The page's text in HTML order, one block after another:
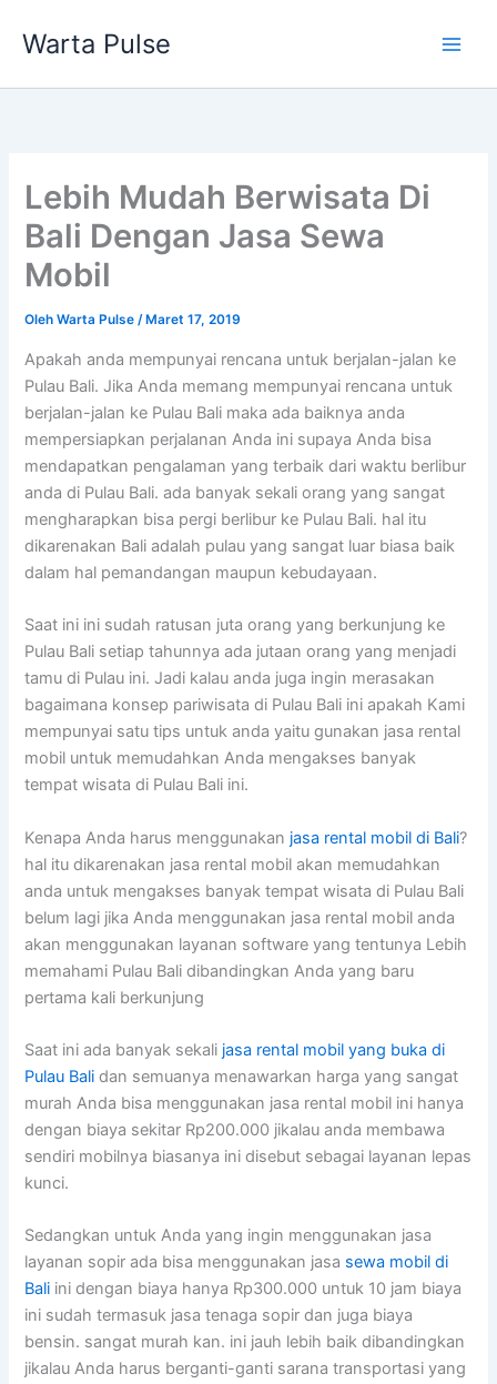
Warta Pulse
Lebih Mudah Berwisata Di
Bali Dengan Jasa Sewa
Mobil
OlehWarta Pulse/ Maret 17, 2019
Apakah anda mempunyai rencana untuk berjalan-jalan ke
Pulau Bali. Jika Anda memang mempunyai rencana untuk
berjalan-jalan ke Pulau Bali maka ada baiknya anda
mempersiapkan perjalanan Anda ini supaya Anda bisa
mendapatkan pengalaman yang terbaik dari waktu berlibur
anda di Pulau Bali. ada banyak sekali orang yang sangat
mengharapkan bisa pergi berlibur ke Pulau Bali. hal itu
dikarenakan Bali adalah pulau yang sangat luar biasa baik
dalam hal pemandangan maupun kebudayaan.
Saat ini ini sudah ratusan juta orang yang berkunjung ke
Pulau Bali setiap tahunnya ada jutaan orang yang menjadi
tamu di Pulau ini. Jadi kalau anda juga ingin merasakan
bagaimana konsep pariwisata di Pulau Bali ini apakah Kami
mempunyai satu tips untuk anda yaitu gunakan jasa rental
mobil untuk memudahkan Anda mengakses banyak
tempat wisata di Pulau Bali ini.
Kenapa Anda harus menggunakan jasa rental mobil di Bali?
hal itu dikarenakan jasa rental mobil akan memudahkan
anda untuk mengakses banyak tempat wisata di Pulau Bali
belum lagi jika Anda menggunakan jasa rental mobil anda
akan menggunakan layanan software yang tentunya Lebih
memahami Pulau Bali dibandingkan Anda yang baru
pertama kali berkunjung
Saat ini ada banyak sekali jasa rental mobil yang buka di
Pulau Bali dan semuanya menawarkan harga yang sangat
murah Anda bisa menggunakan jasa rental mobil ini hanya
dengan biaya sekitar Rp200.000 jikalau anda membawa
sendiri mobilnya biasanya ini disebut sebagai layanan lepas
kunci.
Sedangkan untuk Anda yang ingin menggunakan jasa
layanan sopir ada bisa menggunakan jasa sewa mobil di
Bali ini dengan biaya hanya Rp300.000 untuk 10 jam biaya
ini sudah termasuk jasa tenaga sopir dan juga biaya
bensin. sangat murah kan. ini jauh lebih baik dibandingkan
jikalau Anda harus berganti-ganti sarana transportasi yang